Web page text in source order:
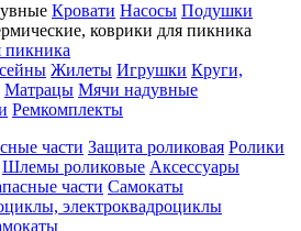
Кровати Насосы Подушки
коврики для пикника
пикника
Жилеты Игрушки Круги,
Матрацы Мячи надувные
Ремкомплекты
части Защита роликовая Ролики
Шлемы роликовые Аксессуары
части Самокаты
электроквадроциклы